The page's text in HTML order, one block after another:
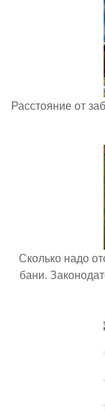
Расстояние от
Сколько надо
бани.